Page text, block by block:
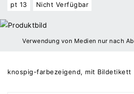
pt 13 Nicht Verfügbar
Verwendung von Medien nur nach
knospig-farbezeigend, mit Bildetikett